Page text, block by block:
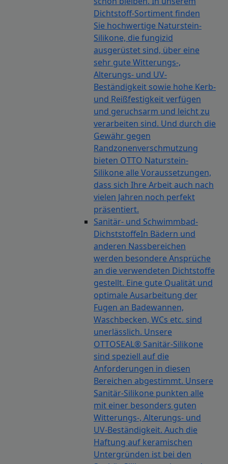
Dichtstoff-Sortiment finden
Sie hochwertige Naturstein-
Silikone, die fungizid
ausgerüstet sind, über eine
sehr gute Witterungs-,
Alterungs- und UV-
Beständigkeit sowie hohe Kerb-
und Reißfestigkeit verfügen
und geruchsarm und leicht zu
verarbeiten sind. Und durch die
Gewähr gegen
Randzonenverschmutzung
bieten OTTO Naturstein-
Silikone alle Voraussetzungen,
dass sich Ihre Arbeit auch nach
vielen Jahren noch perfekt
präsentiert.
Sanitär- und Schwimmbad-
DichststoffeIn Bädern und
anderen Nassbereichen
werden besondere Ansprüche
an die verwendeten Dichtstoffe
gestellt. Eine gute Qualität und
optimale Ausarbeitung der
Fugen an Badewannen,
Waschbecken, WCs etc. sind
unerlässlich. Unsere
OTTOSEAL® Sanitär-Silikone
sind speziell auf die
Anforderungen in diesen
Bereichen abgestimmt. Unsere
Sanitär-Silikone punkten alle
mit einer besonders guten
Witterungs-, Alterungs- und
UV-Beständigkeit. Auch die
Haftung auf keramischen
Untergründen ist bei den